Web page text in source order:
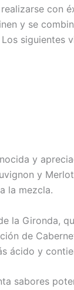
con
y se
siguientes
y
y
la mezcla.
la Gironda,
de
ácido y
sabores